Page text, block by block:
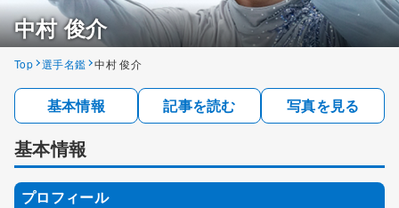
中村 俊介
Top 選手名鑑 中村 俊介
基本情報 記事を読む 写真を見る
基本情報
プロフィール